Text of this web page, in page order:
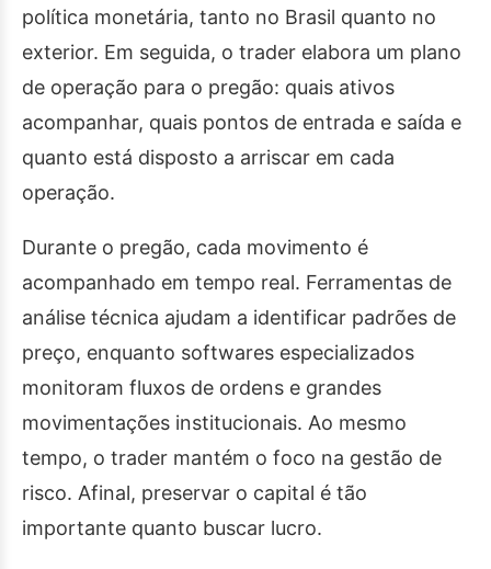
política monetária, tanto no Brasil quanto no
exterior. Em seguida, o trader elabora um plano
de operação para o pregão: quais ativos
acompanhar, quais pontos de entrada e saída e
quanto está disposto a arriscar em cada
operação.
Durante o pregão, cada movimento é
acompanhado em tempo real. Ferramentas de
análise técnica ajudam a identificar padrões de
preço, enquanto softwares especializados
monitoram fluxos de ordens e grandes
movimentações institucionais. Ao mesmo
tempo, o trader mantém o foco na gestão de
risco. Afinal, preservar o capital é tão
importante quanto buscar lucro.